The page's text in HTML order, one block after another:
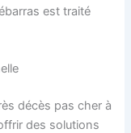
est traité
décès pas cher à
des solutions